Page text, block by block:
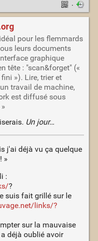
·
pour les flemmards
leurs documents
graphique
tête : "scan&forget" («
»). Lire, trier et
travail de machine,
est diffusé sous
Un jour…
j'ai déjà vu ça quelque
»
:
?
suis fait grillé sur le
links/?
sur la mauvaise
déjà oublié avoir